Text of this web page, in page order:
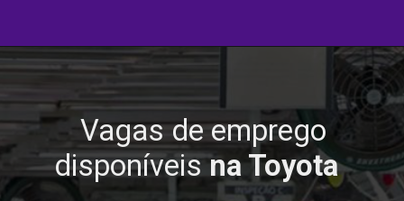
Vagas de emprego
disponíveisna Toyota